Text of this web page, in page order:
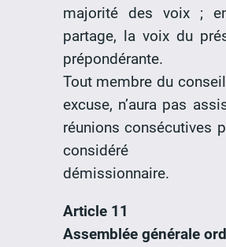
majorité des voix ;
partage, la voix du
prépondérante.
Tout membre du
excuse, n’aura pas
réunions consécutives
considéré
démissionnaire.
Article 11
Assemblée générale